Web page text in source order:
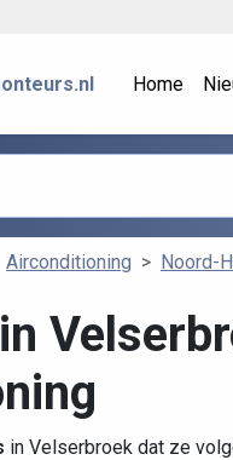
Home
Airconditioning Noord-
in Velserbroek dat ze